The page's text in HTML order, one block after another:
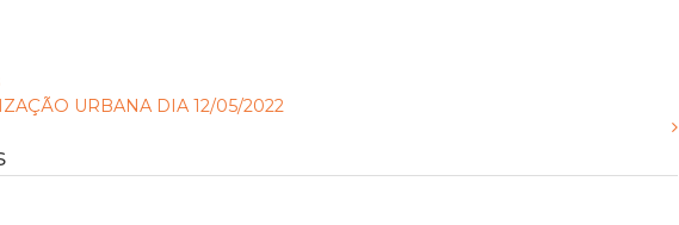
URBANA DIA 12/05/2022